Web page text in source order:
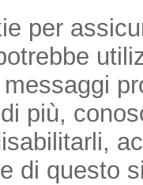
per
messaggi
più,
di questo